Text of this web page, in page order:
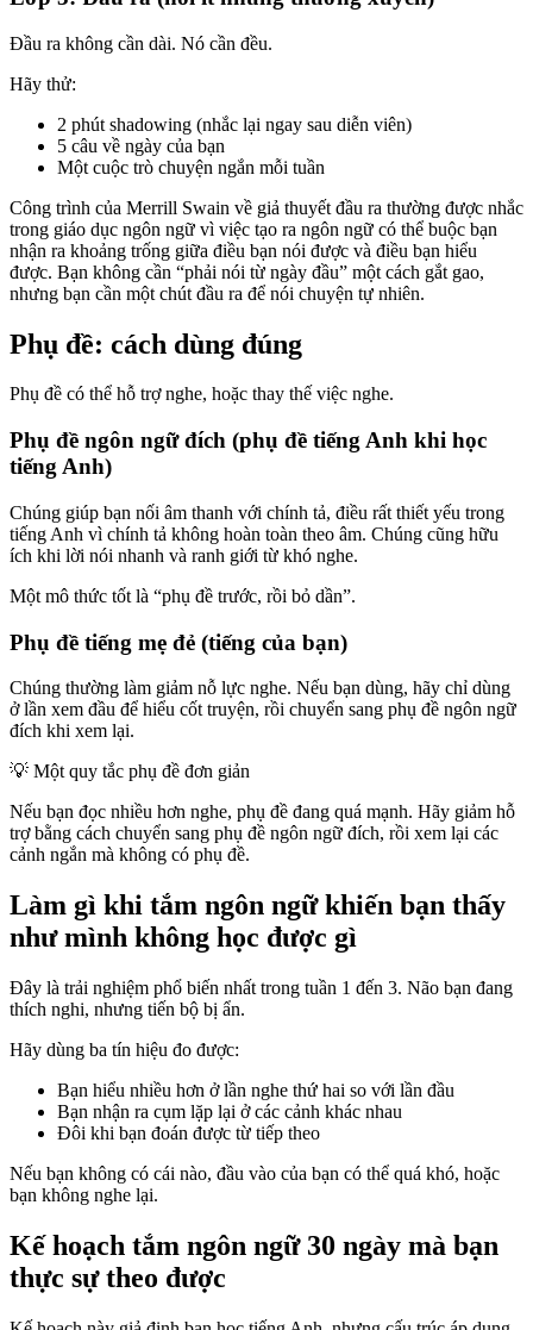
Đầu ra không cần dài. Nó cần đều.
Hãy thử:
2 phút shadowing (nhắc lại ngay sau diễn viên)
5 câu về ngày của bạn
Một cuộc trò chuyện ngắn mỗi tuần
Công trình của Merrill Swain về giả thuyết đầu ra thường được nhắc
trong giáo dục ngôn ngữ vì việc tạo ra ngôn ngữ có thể buộc bạn
nhận ra khoảng trống giữa điều bạn nói được và điều bạn hiểu
được. Bạn không cần “phải nói từ ngày đầu” một cách gắt gao,
nhưng bạn cần một chút đầu ra để nói chuyện tự nhiên.
Phụ đề: cách dùng đúng
Phụ đề có thể hỗ trợ nghe, hoặc thay thế việc nghe.
Phụ đề ngôn ngữ đích (phụ đề tiếng Anh khi học
tiếng Anh)
Chúng giúp bạn nối âm thanh với chính tả, điều rất thiết yếu trong
tiếng Anh vì chính tả không hoàn toàn theo âm. Chúng cũng hữu
ích khi lời nói nhanh và ranh giới từ khó nghe.
Một mô thức tốt là “phụ đề trước, rồi bỏ dần”.
Phụ đề tiếng mẹ đẻ (tiếng của bạn)
Chúng thường làm giảm nỗ lực nghe. Nếu bạn dùng, hãy chỉ dùng
ở lần xem đầu để hiểu cốt truyện, rồi chuyển sang phụ đề ngôn ngữ
đích khi xem lại.
💡 Một quy tắc phụ đề đơn giản
Nếu bạn đọc nhiều hơn nghe, phụ đề đang quá mạnh. Hãy giảm hỗ
trợ bằng cách chuyển sang phụ đề ngôn ngữ đích, rồi xem lại các
cảnh ngắn mà không có phụ đề.
Làm gì khi tắm ngôn ngữ khiến bạn thấy
như mình không học được gì
Đây là trải nghiệm phổ biến nhất trong tuần 1 đến 3. Não bạn đang
thích nghi, nhưng tiến bộ bị ẩn.
Hãy dùng ba tín hiệu đo được:
Bạn hiểu nhiều hơn ở lần nghe thứ hai so với lần đầu
Bạn nhận ra cụm lặp lại ở các cảnh khác nhau
Đôi khi bạn đoán được từ tiếp theo
Nếu bạn không có cái nào, đầu vào của bạn có thể quá khó, hoặc
bạn không nghe lại.
Kế hoạch tắm ngôn ngữ 30 ngày mà bạn
thực sự theo được